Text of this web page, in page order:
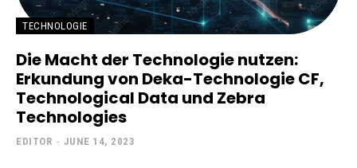
TECHNOLOGIE
Die Macht der Technologie nutzen:
Erkundung von Deka-Technologie CF,
Technological Data und Zebra
Technologies
EDITOR - JUNE 14, 2023